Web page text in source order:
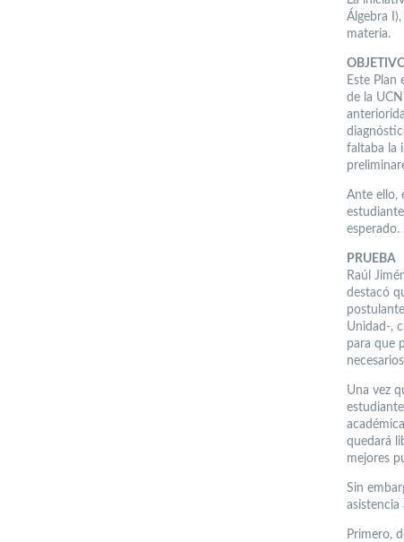
Álgebra
materia.
Este Plan
de la
faltaba la
Ante ello,
esperado.
PRUEBA
Raúl
destacó
Unidad-,
para que
Una vez
quedará
mejores
Sin
asistencia
Primero,